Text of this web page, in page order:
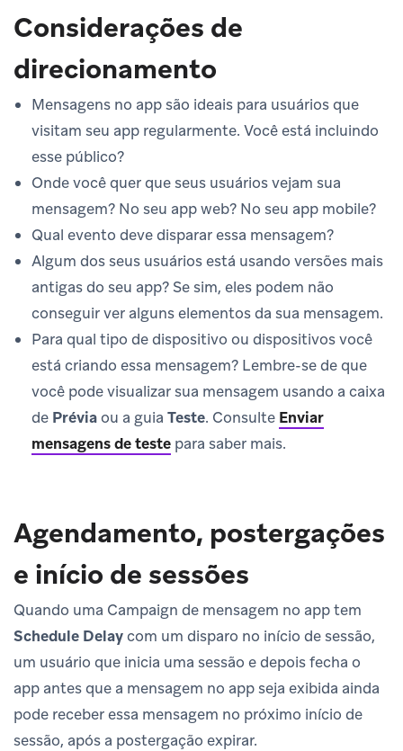
Considerações de
direcionamento
Mensagens no app são ideais para usuários que
visitam seu app regularmente. Você está incluindo
esse público?
Onde você quer que seus usuários vejam sua
mensagem? No seu app web? No seu app mobile?
Qual evento deve disparar essa mensagem?
Algum dos seus usuários está usando versões mais
antigas do seu app? Se sim, eles podem não
conseguir ver alguns elementos da sua mensagem.
Para qual tipo de dispositivo ou dispositivos você
está criando essa mensagem? Lembre-se de que
você pode visualizar sua mensagem usando a caixa
de Préviaou a guia Teste. Consulte Enviar
mensagens de teste para saber mais.
Agendamento, postergações
e início de sessões
Quando uma Campaign de mensagem no app tem
Schedule Delaycom um disparo no início de sessão,
um usuário que inicia uma sessão e depois fecha o
app antes que a mensagem no app seja exibida ainda
pode receber essa mensagem no próximo início de
sessão, após a postergação expirar.